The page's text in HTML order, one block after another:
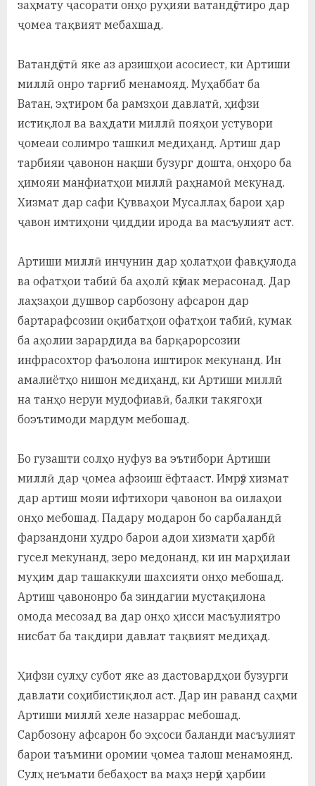
заҳмату ҷасорати онҳо руҳияи ватандӯстиро дар
ҷомеа тақвият мебахшад.
Ватандӯстӣ яке аз арзишҳои асосиест, ки Артиши
миллӣ онро тарғиб менамояд. Муҳаббат ба
Ватан, эҳтиром ба рамзҳои давлатӣ, ҳифзи
истиқлол ва ваҳдати миллӣ пояҳои устувори
ҷомеаи солимро ташкил медиҳанд. Артиш дар
тарбияи ҷавонон нақши бузург дошта, онҳоро ба
ҳимояи манфиатҳои миллӣ раҳнамоӣ мекунад.
Хизмат дар сафи Қувваҳои Мусаллаҳ барои ҳар
ҷавон имтиҳони ҷиддии ирода ва масъулият аст.
Артиши миллӣ инчунин дар ҳолатҳои фавқулода
ва офатҳои табиӣ ба аҳолӣ кӯмак мерасонад. Дар
лаҳзаҳои душвор сарбозону афсарон дар
бартарафсозии оқибатҳои офатҳои табиӣ, кумак
ба аҳолии зарардида ва барқарорсозии
инфрасохтор фаъолона иштирок мекунанд. Ин
амалиётҳо нишон медиҳанд, ки Артиши миллӣ
на танҳо неруи мудофиавӣ, балки такягоҳи
боэътимоди мардум мебошад.
Бо гузашти солҳо нуфуз ва эътибори Артиши
миллӣ дар ҷомеа афзоиш ёфтааст. Имрӯз хизмат
дар артиш мояи ифтихори ҷавонон ва оилаҳои
онҳо мебошад. Падару модарон бо сарбаландӣ
фарзандони худро барои адои хизмати ҳарбӣ
гусел мекунанд, зеро медонанд, ки ин марҳилаи
муҳим дар ташаккули шахсияти онҳо мебошад.
Артиш ҷавононро ба зиндагии мустақилона
омода месозад ва дар онҳо ҳисси масъулиятро
нисбат ба тақдири давлат тақвият медиҳад.
Ҳифзи сулҳу субот яке аз дастовардҳои бузурги
давлати соҳибистиқлол аст. Дар ин раванд саҳми
Артиши миллӣ хеле назаррас мебошад.
Сарбозону афсарон бо эҳсоси баланди масъулият
барои таъмини оромии ҷомеа талош менамоянд.
Сулҳ неъмати бебаҳост ва маҳз нерӯи ҳарбии